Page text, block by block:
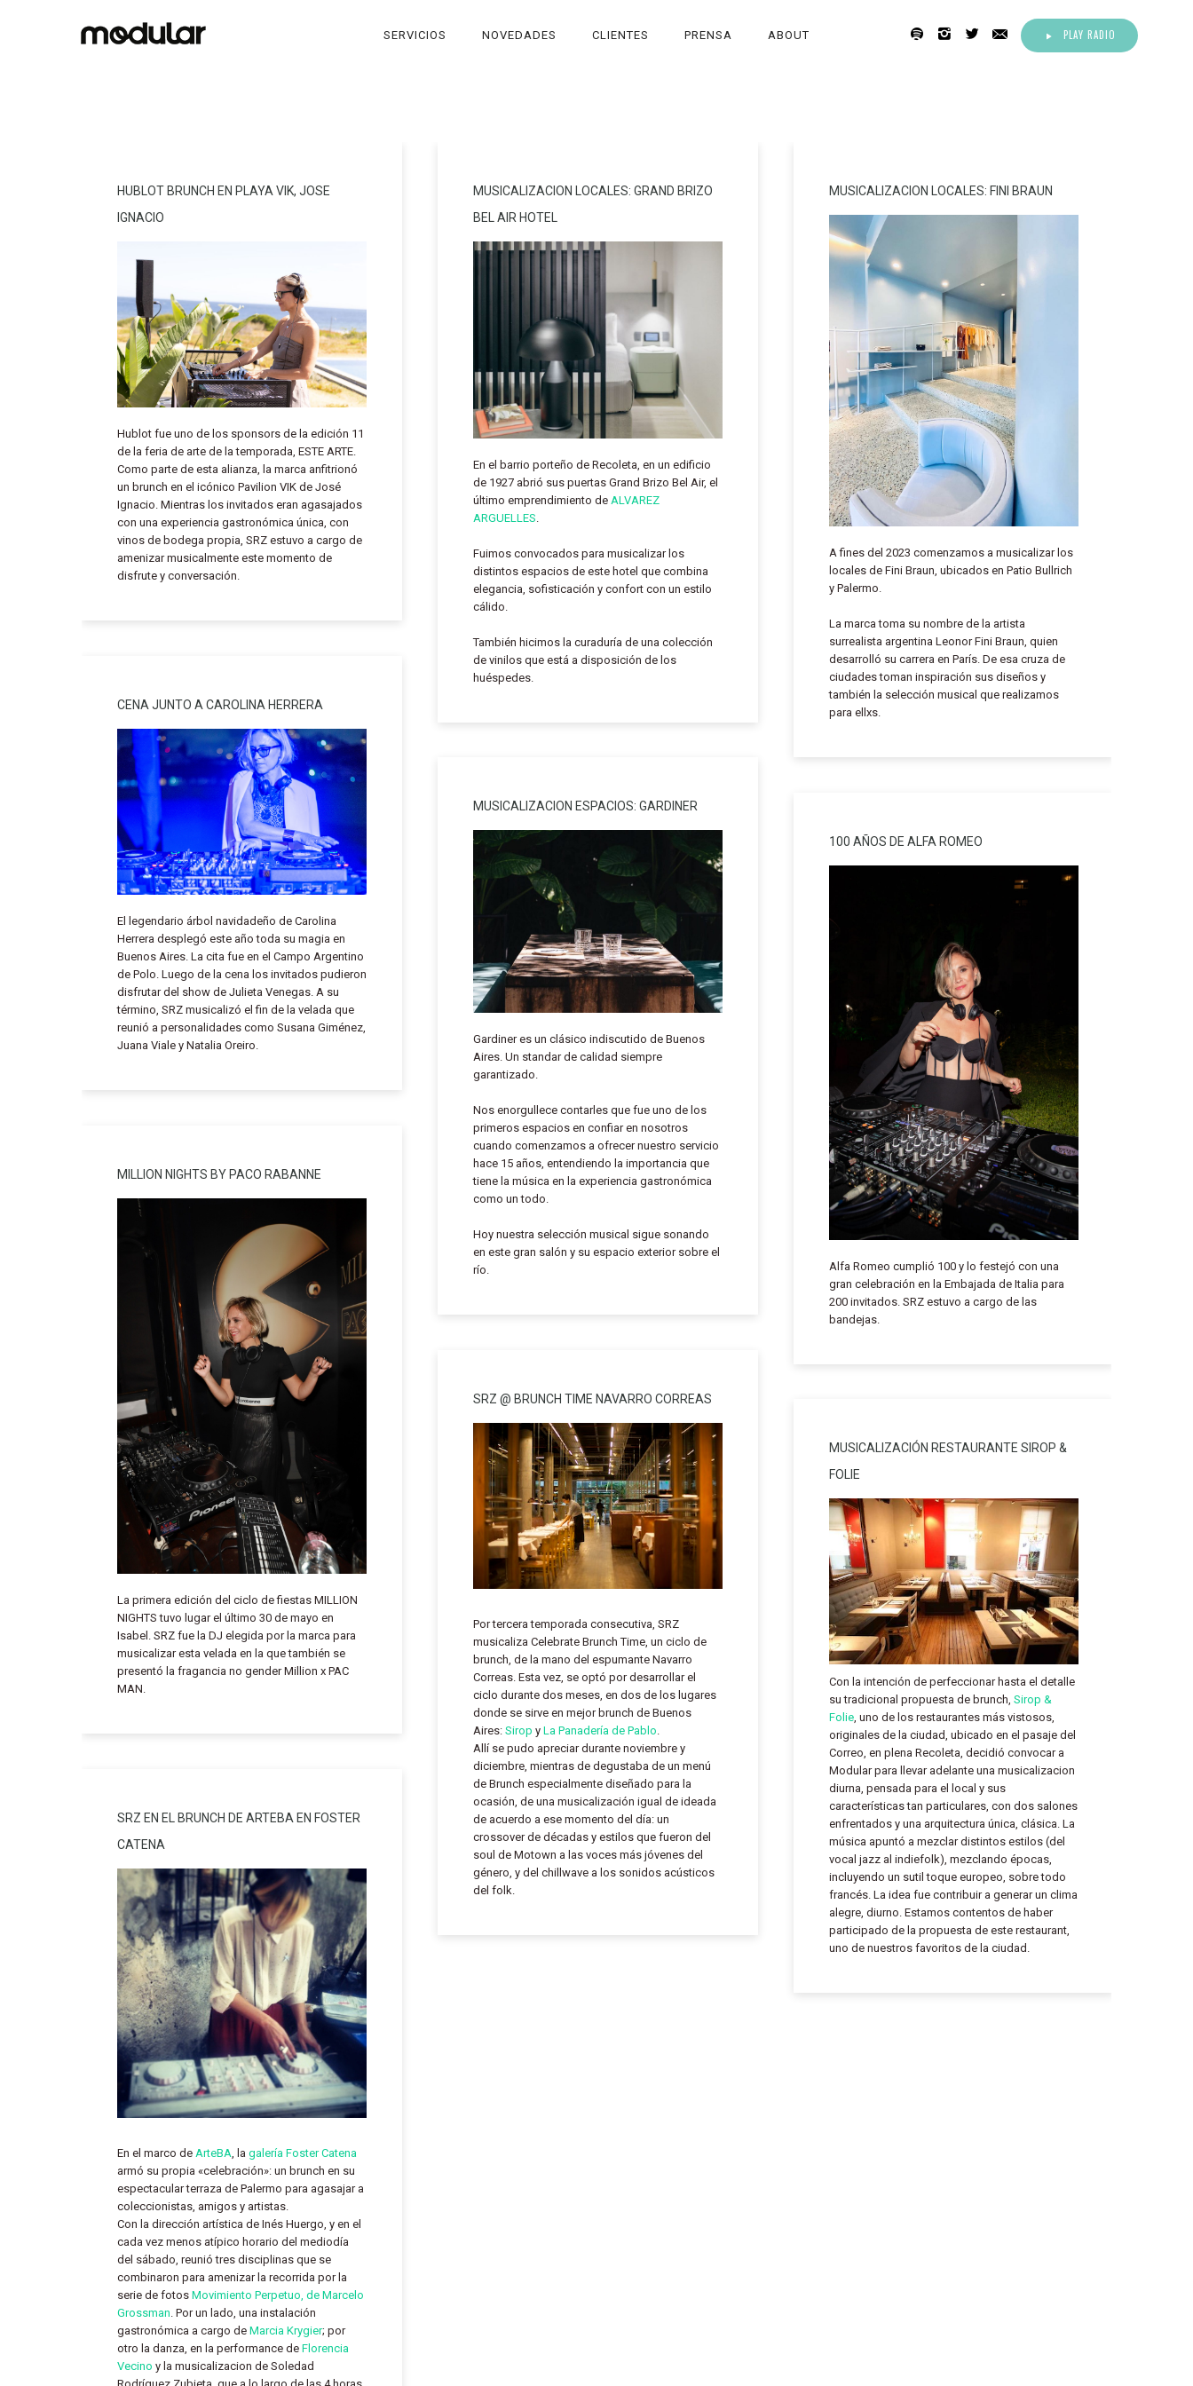
PLAY RADIO
SERVICIOS NOVEDADES CLIENTES PRENSA ABOUT
HUBLOT BRUNCH EN PLAYA VIK, JOSE
IGNACIO
Hublot fue uno de los sponsors de la edición 11
de la feria de arte de la temporada, ESTE ARTE.
Como parte de esta alianza, la marca anfitrionó
un brunch en el icónico Pavilion VIK de José
Ignacio. Mientras los invitados eran agasajados
con una experiencia gastronómica única, con
vinos de bodega propia, SRZ estuvo a cargo de
amenizar musicalmente este momento de
disfrute y conversación.
MUSICALIZACION LOCALES: GRAND BRIZO
BEL AIR HOTEL
En el barrio porteño de Recoleta, en un edificio
de 1927 abrió sus puertas Grand Brizo Bel Air, el
último emprendimiento de ALVAREZ
ARGUELLES
Fuimos convocados para musicalizar los
distintos espacios de este hotel que combina
elegancia, sofisticación y confort con un estilo
cálido.
También hicimos la curaduría de una colección
de vinilos que está a disposición de los
huéspedes.
MUSICALIZACION LOCALES: FINI BRAUN
A fines del 2023 comenzamos a musicalizar los
locales de Fini Braun, ubicados en Patio Bullrich
y Palermo.
La marca toma su nombre de la artista
surrealista argentina Leonor Fini Braun, quien
desarrolló su carrera en París. De esa cruza de
ciudades toman inspiración sus diseños y
también la selección musical que realizamos
para ellxs.
CENA JUNTO A CAROLINA HERRERA
El legendario árbol navidadeño de Carolina
Herrera desplegó este año toda su magia en
Buenos Aires. La cita fue en el Campo Argentino
de Polo. Luego de la cena los invitados pudieron
disfrutar del show de Julieta Venegas. A su
término, SRZ musicalizó el fin de la velada que
reunió a personalidades como Susana Giménez,
Juana Viale y Natalia Oreiro.
MUSICALIZACION ESPACIOS: GARDINER
Gardiner es un clásico indiscutido de Buenos
Aires. Un standar de calidad siempre
garantizado.
Nos enorgullece contarles que fue uno de los
primeros espacios en confiar en nosotros
cuando comenzamos a ofrecer nuestro servicio
hace 15 años, entendiendo la importancia que
tiene la música en la experiencia gastronómica
como un todo.
Hoy nuestra selección musical sigue sonando
en este gran salón y su espacio exterior sobre el
río.
100 AÑOS DE ALFA ROMEO
Alfa Romeo cumplió 100 y lo festejó con una
gran celebración en la Embajada de Italia para
200 invitados. SRZ estuvo a cargo de las
bandejas.
MILLION NIGHTS BY PACO RABANNE
La primera edición del ciclo de fiestas MILLION
NIGHTS tuvo lugar el último 30 de mayo en
Isabel. SRZ fue la DJ elegida por la marca para
musicalizar esta velada en la que también se
presentó la fragancia no gender Million x PAC
MAN.
SRZ @ BRUNCH TIME NAVARRO CORREAS
Por tercera temporada consecutiva, SRZ
musicaliza Celebrate Brunch Time, un ciclo de
brunch, de la mano del espumante Navarro
Correas. Esta vez, se optó por desarrollar el
ciclo durante dos meses, en dos de los lugares
donde se sirve en mejor brunch de Buenos
Aires: Sirop y La Panadería de Pablo.
Allí se pudo apreciar durante noviembre y
diciembre, mientras de degustaba de un menú
de Brunch especialmente diseñado para la
ocasión, de una musicalización igual de ideada
de acuerdo a ese momento del día: un
crossover de décadas y estilos que fueron del
soul de Motown a las voces más jóvenes del
género, y del chillwave a los sonidos acústicos
del folk.
MUSICALIZACIÓN RESTAURANTE SIROP &
FOLIE
Con la intención de perfeccionar hasta el detalle
su tradicional propuesta de brunch, Sirop &
Folie, uno de los restaurantes más vistosos,
originales de la ciudad, ubicado en el pasaje del
Correo, en plena Recoleta, decidió convocar a
Modular para llevar adelante una musicalizacion
diurna, pensada para el local y sus
características tan particulares, con dos salones
enfrentados y una arquitectura única, clásica. La
música apuntó a mezclar distintos estilos (del
vocal jazz al indiefolk), mezclando épocas,
incluyendo un sutil toque europeo, sobre todo
francés. La idea fue contribuir a generar un clima
alegre, diurno. Estamos contentos de haber
participado de la propuesta de este restaurant,
uno de nuestros favoritos de la ciudad.
SRZ EN EL BRUNCH DE ARTEBA EN FOSTER
CATENA
En el marco de ArteBA, la galería Foster Catena
armó su propia «celebración»: un brunch en su
espectacular terraza de Palermo para agasajar a
coleccionistas, amigos y artistas.
Con la dirección artística de Inés Huergo, y en el
cada vez menos atípico horario del mediodía
del sábado, reunió tres disciplinas que se
combinaron para amenizar la recorrida por la
serie de fotos Movimiento Perpetuo, de Marcelo
Grossman. Por un lado, una instalación
gastronómica a cargo de Marcia Krygier; por
otro la danza, en la performance de Florencia
Vecino y la musicalizacion de Soledad